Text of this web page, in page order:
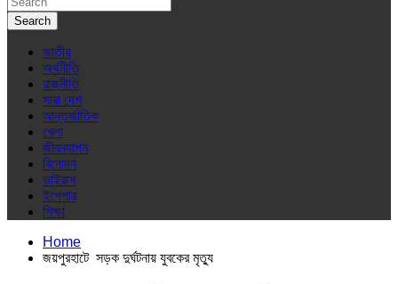
Search
জাতীয়
অর্থনীতি
রাজনীতি
সারা দেশ
আন্তর্জাতিক
খেলা
জীবনযাপন
বিনোদন
ভাইরাস
ইপেপার
শিক্ষা
Home
জয়পুরহাটে সড়ক দুর্ঘটনায় যুবকের মৃত্যু